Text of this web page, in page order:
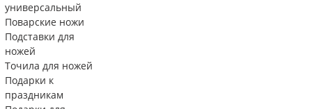
универсальный
Поварские ножи
Подставки для
ножей
Точила для ножей
Подарки к
праздникам